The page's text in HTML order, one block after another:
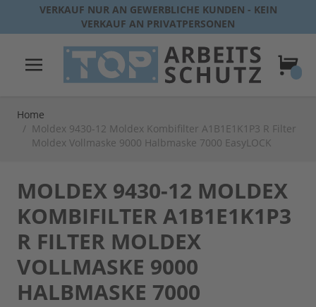
Direkt zum Inhalt
VERKAUF NUR AN GEWERBLICHE KUNDEN - KEIN
VERKAUF AN PRIVATPERSONEN
Home
/ Moldex 9430-12 Moldex Kombifilter A1B1E1K1P3 R Filter
Moldex Vollmaske 9000 Halbmaske 7000 EasyLOCK
MOLDEX 9430-12 MOLDEX
KOMBIFILTER A1B1E1K1P3
R FILTER MOLDEX
VOLLMASKE 9000
HALBMASKE 7000